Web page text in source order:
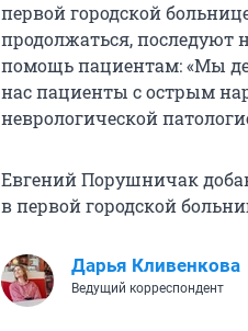
первой городской
продолжаться, последуют
помощь пациентам: «Мы
нас пациенты с острым
неврологической
Евгений Порушничак
в первой городской
Дарья Кливенкова
Ведущий корреспондент